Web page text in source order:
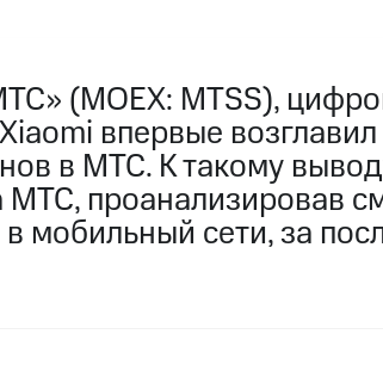
(MOEX: MTSS),
впервые
в МТС. К такому
МТС, проанализировав
мобильный сети, за